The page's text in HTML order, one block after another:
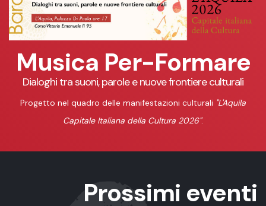
Musica Per-Formare
Dialoghi tra suoni, parole e nuove frontiere culturali
Progetto nel quadro delle manifestazioni culturali "L'Aquila
Capitale Italiana della Cultura 2026".
Prossimi eventi